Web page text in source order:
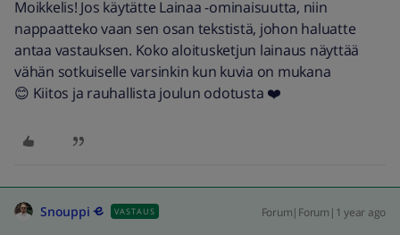
Moikkelis! Jos käytätte Lainaa -ominaisuutta, niin
nappaatteko vaan sen osan tekstistä, johon haluatte
antaa vastauksen. Koko aloitusketjun lainaus näyttää
vähän sotkuiselle varsinkin kun kuvia on mukana
😊 Kiitos ja rauhallista joulun odotusta ❤️
Snouppi VASTAUS Forum|Forum|1 year ago